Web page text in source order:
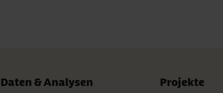
Daten & Analysen Projekte